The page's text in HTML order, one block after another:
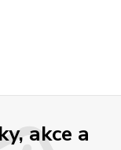
akce a